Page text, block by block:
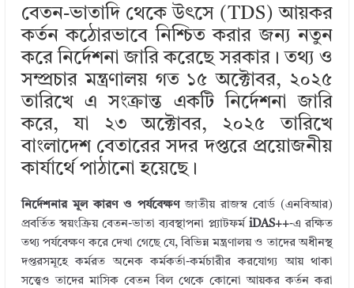
bl
r
e
dI
n
te
r
b
o
o
k
e
বেতন-ভাতাদি থেকে উৎসে (TDS) আয়কর
কর্তন কঠোরভাবে নিশ্চিত করার জন্য নতুন
করে নির্দেশনা জারি করেছে সরকার। তথ্য ও
সম্প্রচার মন্ত্রণালয় গত ১৫ অক্টোবর, ২০২৫
তারিখে এ সংক্রান্ত একটি নির্দেশনা জারি
করে, যা ২৩ অক্টোবর, ২০২৫ তারিখে
বাংলাদেশ বেতারের সদর দপ্তরে প্রয়োজনীয়
কার্যার্থে পাঠানো হয়েছে।
নির্দেশনার মূল কারণ ও পর্যবেক্ষণজাতীয় রাজস্ব বোর্ড (এনবিআর)
প্রবর্তিত স্বয়ংক্রিয় বেতন-ভাতা ব্যবস্থাপনা প্ল্যাটফর্মiDAS++-এ রক্ষিত
তথ্য পর্যবেক্ষণ করে দেখা গেছে যে, বিভিন্ন মন্ত্রণালয় ও তাদের অধীনস্থ
দপ্তরসমূহে কর্মরত অনেক কর্মকর্তা-কর্মচারীর করযোগ্য আয় থাকা
সত্ত্বেও তাদের মাসিক বেতন বিল থেকে কোনো আয়কর কর্তন করা